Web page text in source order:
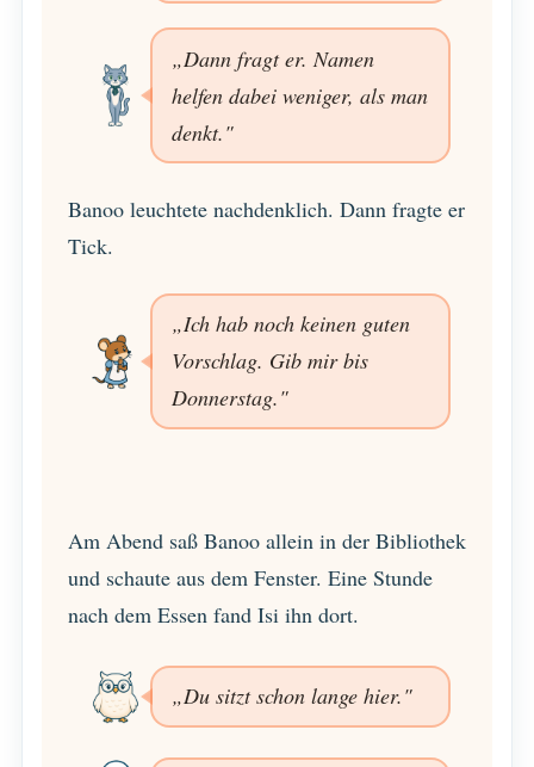
„Dann fragt er. Namen
helfen dabei weniger, als man
denkt."
Banoo leuchtete nachdenklich. Dann fragte er
Tick.
„Ich hab noch keinen guten
Vorschlag. Gib mir bis
Donnerstag."
Am Abend saß Banoo allein in der Bibliothek
und schaute aus dem Fenster. Eine Stunde
nach dem Essen fand Isi ihn dort.
„Du sitzt schon lange hier."